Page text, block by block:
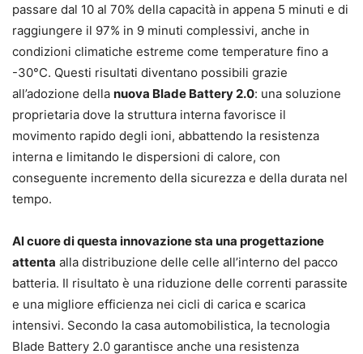
passare dal 10 al 70% della capacità in appena 5 minuti e di
raggiungere il 97% in 9 minuti complessivi, anche in
condizioni climatiche estreme come temperature fino a
-30°C. Questi risultati diventano possibili grazie
all’adozione della nuova Blade Battery 2.0: una soluzione
proprietaria dove la struttura interna favorisce il
movimento rapido degli ioni, abbattendo la resistenza
interna e limitando le dispersioni di calore, con
conseguente incremento della sicurezza e della durata nel
tempo.
Al cuore di questa innovazione sta una progettazione
attenta alla distribuzione delle celle all’interno del pacco
batteria. Il risultato è una riduzione delle correnti parassite
e una migliore efficienza nei cicli di carica e scarica
intensivi. Secondo la casa automobilistica, la tecnologia
Blade Battery 2.0 garantisce anche una resistenza